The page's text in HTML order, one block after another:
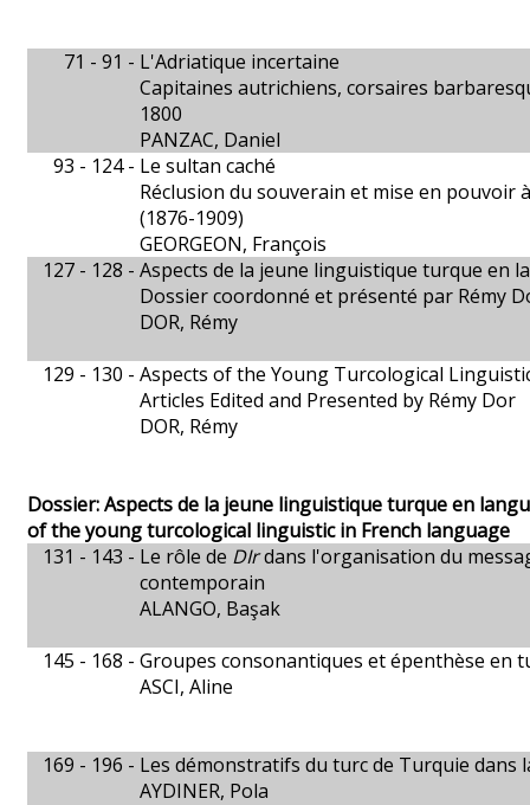
71 - 91 - L'Adriatique incertaine
Capitaines autrichiens, corsaires
1800
PANZAC, Daniel
93 - 124 - Le sultan caché
Réclusion du souverain et mise en pouvoir
(1876-1909)
GEORGEON, François
127 - 128 - Aspects de la jeune linguistique turque en
Dossier coordonné et présenté par Rémy
DOR, Rémy
129 - 130 - Aspects of the Young Turcological
Articles Edited and Presented by Rémy Dor
DOR, Rémy
Dossier: Aspects de la jeune linguistique turque en
of the young turcological linguistic in French language
131 - 143 - Le rôle de DIrdans l'organisation du
contemporain
ALANGO, Başak
145 - 168 - Groupes consonantiques et épenthèse en
ASCI, Aline
169 - 196 - Les démonstratifs du turc de Turquie dans
AYDINER, Pola